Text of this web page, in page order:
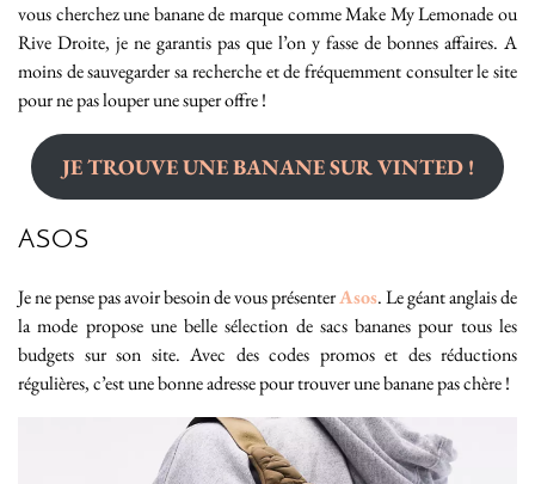
vous cherchez une banane de marque comme Make My Lemonade ou
Rive Droite, je ne garantis pas que l’on y fasse de bonnes affaires. A
moins de sauvegarder sa recherche et de fréquemment consulter le site
pour ne pas louper une super offre !
JE TROUVE UNE BANANE SUR VINTED !
ASOS
Je ne pense pas avoir besoin de vous présenterAsos. Le géant anglais de
la mode propose une belle sélection de sacs bananes pour tous les
budgets sur son site. Avec des codes promos et des réductions
régulières, c’est une bonne adresse pour trouver une banane pas chère !